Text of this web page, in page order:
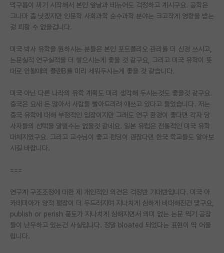
홍보 게시판
커리어
유학교육
이벤트
재팬라운지 🌸
먹구름이 끼기 시작해서 본인 앞날과 테뉴어도 걱정하고 계시구요. 공학은
그나마 좀 낫겠지만 인문학 사회과학 순수과학 분야는 크고작게 영향을 받는
걸 피할 수 없을겁니다.
미국 박사 유학을 원하시는 분들은 본인 포트폴리오 관리를 더 신경 쓰시고,
논문실적 연구실적을 더 쌓으시는게 좋을 것 같구요, 그리고 미국 유학이 뜻
대로 안될때의 플랜B를 미리 세워두시는게 좋을 것 같습니다.
미국 아닌 다른 나라의 유학 계획도 미리 생각해 두시는것도 좋을것 같구요.
중국은 요새 돈 많아서 사람들 빨아드리려 애쓰고 있다고 들었습니다. 저는
중국 유학에 대해 부정적인 입장이지만 그래도 연구 환경이 좋다면 각자 당
사자들의 선택을 말릴수는 없을것 같네요. 일본 유럽은 전통적인 미국 유학
대체지였구요. 그리고 교수님이 좋고 펀딩이 괜찮다면 한국 학교들도 알아보
시길 바랍니다.
===
연구계 구조조정에 대한 제 개인적인 의견은 걱정반 기대반입니다. 미국 아
카데미아가 양적 팽창이 더 두드러지며 지나치게 심하게 비대해진건 맞구요,
publish or perish 풍토가 지나치게 심해지면서 의미 없는 논문 찍기 공장
들이 난무하고 있는건 사실입니다. 정말 bloated 되었다는 표현이 딱 어울
립니다.